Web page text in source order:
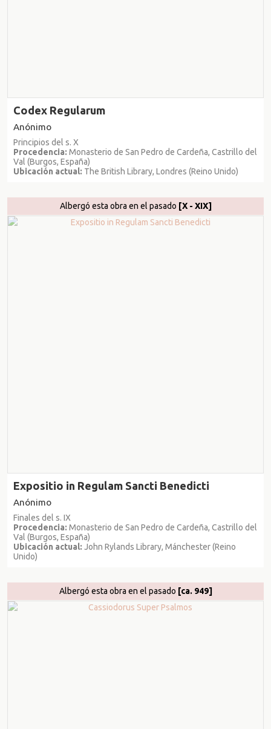
Codex Regularum
Anónimo
Principios del s. X
Procedencia: Monasterio de San Pedro de Cardeña, Castrillo del
Val (Burgos, España)
Ubicación actual: The British Library, Londres (Reino Unido)
Albergó esta obra en el pasado [X - XIX]
Expositio in Regulam Sancti Benedicti
Anónimo
Finales del s. IX
Procedencia: Monasterio de San Pedro de Cardeña, Castrillo del
Val (Burgos, España)
Ubicación actual: John Rylands Library, Mánchester (Reino
Unido)
Albergó esta obra en el pasado [ca. 949]